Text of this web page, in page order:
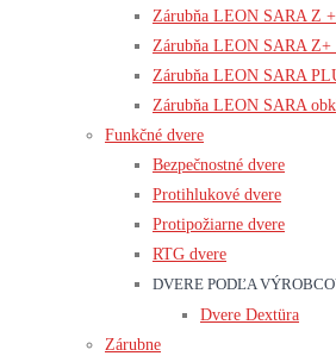
Zárubňa LEON SARA Z
Zárubňa LEON SARA Z+
Zárubňa LEON SARA
Zárubňa LEON SARA
Funkčné dvere
Bezpečnostné dvere
Protihlukové dvere
Protipožiarne dvere
RTG dvere
DVERE PODĽA
Dvere Dextüra
Zárubne